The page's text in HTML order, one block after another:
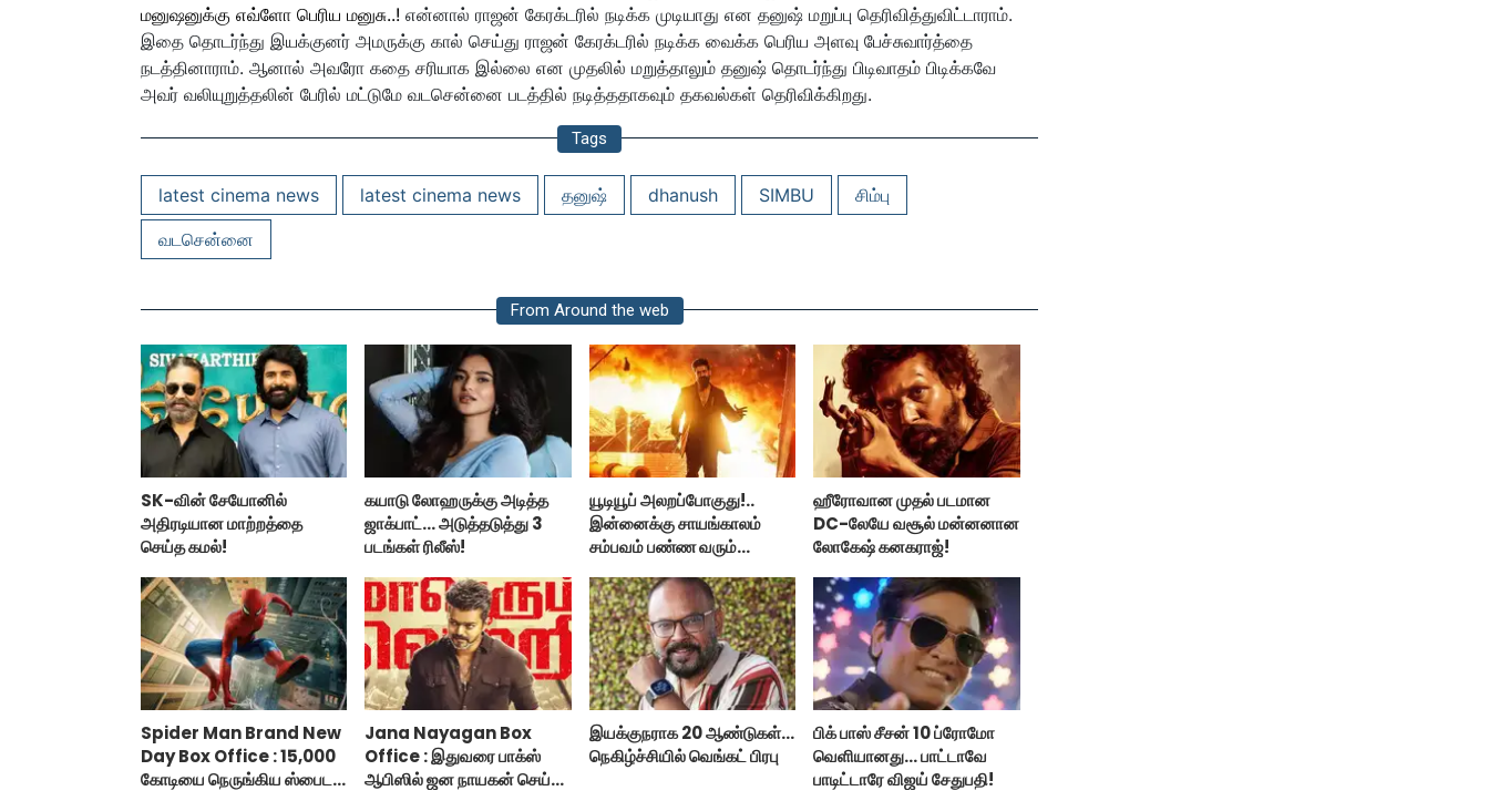
மனுஷனுக்கு எவ்ளோ பெரிய மனுசு..! என்னால் ராஜன் கேரக்டரில் நடிக்க முடியாது என தனுஷ் மறுப்பு தெரிவித்துவிட்டாராம்.
இதை தொடர்ந்து இயக்குனர் அமருக்கு கால் செய்து ராஜன் கேரக்டரில் நடிக்க வைக்க பெரிய அளவு பேச்சுவார்த்தை
நடத்தினாராம். ஆனால் அவரோ கதை சரியாக இல்லை என முதலில் மறுத்தாலும் தனுஷ் தொடர்ந்து பிடிவாதம் பிடிக்கவே
அவர் வலியுறுத்தலின் பேரில் மட்டுமே வடசென்னை படத்தில் நடித்ததாகவும் தகவல்கள் தெரிவிக்கிறது.
Tags
latest cinema news latest cinema news தனுஷ் dhanush SIMBU
சிம்பு
வடசென்னை
From Around the web
SK-வின் சேயோனில்
அதிரடியான மாற்றத்தை
செய்த கமல்!
கயாடு லோஹருக்கு அடித்த
ஜாக்பாட்... அடுத்தடுத்து 3
படங்கள் ரிலீஸ்!
யூடியூப் அலறப்போகுது!..
இன்னைக்கு சாயங்காலம்
சம்பவம் பண்ண வரும்
ஹீரோவான முதல் படமான
DC-லேயே வசூல் மன்னனான
லோகேஷ் கனகராஜ்!
Spider Man Brand New
Day Box Office : 15,000
கோடியை நெருங்கிய ஸ்பைடர்
Jana Nayagan Box
Office : இதுவரை பாக்ஸ்
ஆபிஸில் ஜன நாயகன் செய்த
இயக்குநராக 20 ஆண்டுகள்...
நெகிழ்ச்சியில் வெங்கட் பிரபு
பிக் பாஸ் சீசன் 10 ப்ரோமோ
வெளியானது... பாட்டாவே
பாடிட்டாரே விஜய் சேதுபதி!